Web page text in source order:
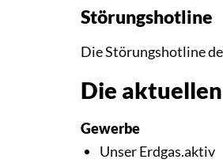
Störungshotline
Die Störungshotline
Die
Gewerbe
Unser Erdgas.aktiv